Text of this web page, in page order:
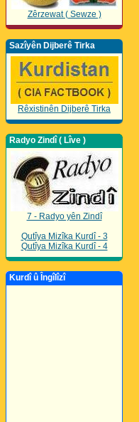
Zêrzewat ( Sewze )
Sazîyên Dijberê Tirka
Rêxistinên Dijberê Tirka
Radyo Zindî ( Lîve )
7 - Radyo yên Zindî
Qutîya Mizîka Kurdî - 3
Qutîya Mizîka Kurdî - 4
Kurdî û Îngîlîzî